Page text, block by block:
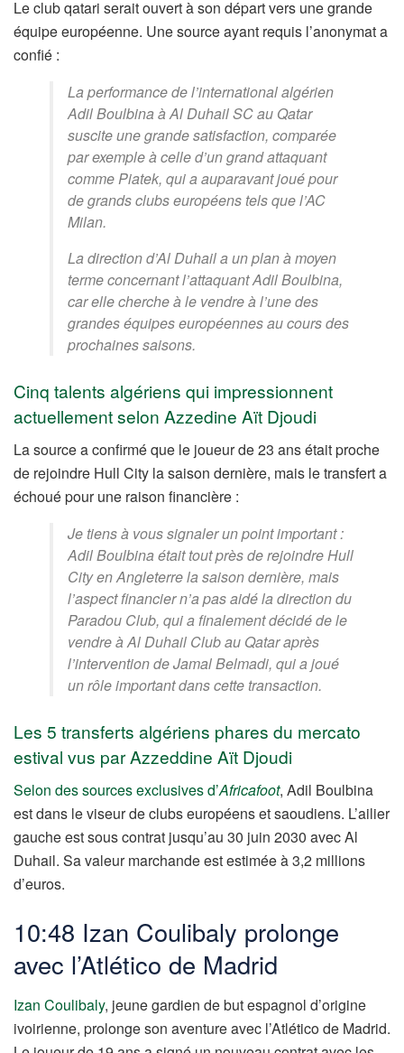
Le club qatari serait ouvert à son départ vers une grande
équipe européenne. Une source ayant requis l’anonymat a
confié :
La performance de l’international algérien
Adil Boulbina à Al Duhail SC au Qatar
suscite une grande satisfaction, comparée
par exemple à celle d’un grand attaquant
comme Piatek, qui a auparavant joué pour
de grands clubs européens tels que l’AC
Milan.
La direction d’Al Duhail a un plan à moyen
terme concernant l’attaquant Adil Boulbina,
car elle cherche à le vendre à l’une des
grandes équipes européennes au cours des
prochaines saisons.
Cinq talents algériens qui impressionnent
actuellement selon Azzedine Aït Djoudi
La source a confirmé que le joueur de 23 ans était proche
de rejoindre Hull City la saison dernière, mais le transfert a
échoué pour une raison financière :
Je tiens à vous signaler un point important :
Adil Boulbina était tout près de rejoindre Hull
City en Angleterre la saison dernière, mais
l’aspect financier n’a pas aidé la direction du
Paradou Club, qui a finalement décidé de le
vendre à Al Duhail Club au Qatar après
l’intervention de Jamal Belmadi, qui a joué
un rôle important dans cette transaction.
Les 5 transferts algériens phares du mercato
estival vus par Azzeddine Aït Djoudi
Selon des sources exclusives d’Africafoot, Adil Boulbina
est dans le viseur de clubs européens et saoudiens. L’ailier
gauche est sous contrat jusqu’au 30 juin 2030 avec Al
Duhail. Sa valeur marchande est estimée à 3,2 millions
d’euros.
10:48 Izan Coulibaly prolonge
avec l’Atlético de Madrid
Izan Coulibaly, jeune gardien de but espagnol d’origine
ivoirienne, prolonge son aventure avec l’Atlético de Madrid.